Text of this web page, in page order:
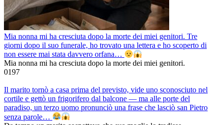
Mia nonna mi ha cresciuta dopo la morte dei miei genitori. Tre
giorni dopo il suo funerale, ho trovato una lettera e ho scoperto di
non essere mai stata davvero orfana…
Mia nonna mi ha cresciuta dopo la morte dei miei genitori.
0197
Il marito tornò a casa prima del previsto, vide uno sconosciuto nel
cortile e gettò un frigorifero dal balcone — ma alle porte del
paradiso, un terzo uomo pronunciò una frase che lasciò san Pietro
senza parole…